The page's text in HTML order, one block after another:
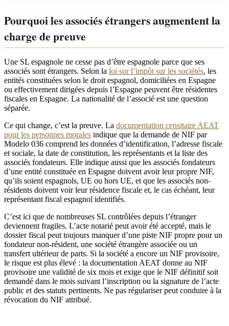
Pourquoi les associés étrangers augmentent la
charge de preuve
Une SL espagnole ne cesse pas d’être espagnole parce que ses
associés sont étrangers. Selon la loi sur l’impôt sur les sociétés, les
entités constituées selon le droit espagnol, domiciliées en Espagne
ou effectivement dirigées depuis l’Espagne peuvent être résidentes
fiscales en Espagne. La nationalité de l’associé est une question
séparée.
Ce qui change, c’est la preuve. La documentation censitaire AEAT
pour les personnes morales indique que la demande de NIF par
Modelo 036 comprend les données d’identification, l’adresse fiscale
et sociale, la date de constitution, les représentants et la liste des
associés fondateurs. Elle indique aussi que les associés fondateurs
d’une entité constituée en Espagne doivent avoir leur propre NIF,
qu’ils soient espagnols, UE ou hors UE, et que les associés non-
résidents doivent voir leur résidence fiscale et, le cas échéant, leur
représentant fiscal espagnol identifiés.
C’est ici que de nombreuses SL contrôlées depuis l’étranger
deviennent fragiles. L’acte notarié peut avoir été accepté, mais le
dossier fiscal peut toujours manquer d’une piste NIF propre pour un
fondateur non-résident, une société étrangère associée ou un
transfert ultérieur de parts. Si la société a encore un NIF provisoire,
le risque est plus élevé : la documentation AEAT donne au NIF
provisoire une validité de six mois et exige que le NIF définitif soit
demandé dans le mois suivant l’inscription ou la signature de l’acte
public et des statuts pertinents. Ne pas régulariser peut conduire à la
révocation du NIF attribué.